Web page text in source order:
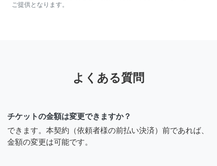
ご提供となります。
よくある質問
チケットの金額は変更できますか？
できます。本契約（依頼者様の前払い決済）前であれば、
金額の変更は可能です。